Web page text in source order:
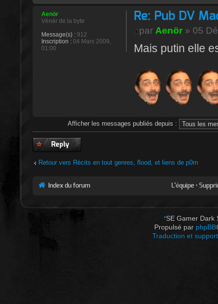
Re: Pub DV
par Aenör » 05
Mais putin elle
Aenör
Vénèr de la byte
Message(s) : 912
Inscription : 04 Mars 2009,
01:00
Afficher les messages publiés depuis :
Publier une
réponse
Retour vers Récits en tout genres, flood, et liens de p0rn
Index du forum L’équipe •
*SE Gamer Dark
Propulsé par phpBB
Traduction et